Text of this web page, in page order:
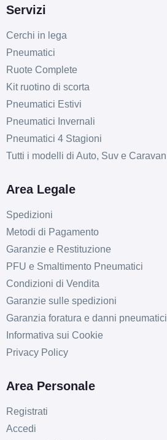
Servizi
Cerchi in lega
Pneumatici
Ruote Complete
Kit ruotino di scorta
Pneumatici Estivi
Pneumatici Invernali
Pneumatici 4 Stagioni
Tutti i modelli di Auto, Suv e Caravan
Area Legale
Spedizioni
Metodi di Pagamento
Garanzie e Restituzione
PFU e Smaltimento Pneumatici
Condizioni di Vendita
Garanzie sulle spedizioni
Garanzia foratura e danni pneumatici
Informativa sui Cookie
Privacy Policy
Area Personale
Registrati
Accedi